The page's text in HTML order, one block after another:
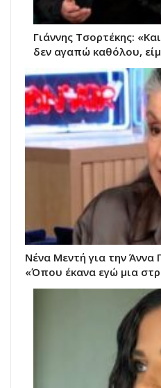
Γιάννης Τσορτέκης:
δεν αγαπώ καθόλου,
Νένα Μεντή για την
«Όπου έκανα εγώ μια